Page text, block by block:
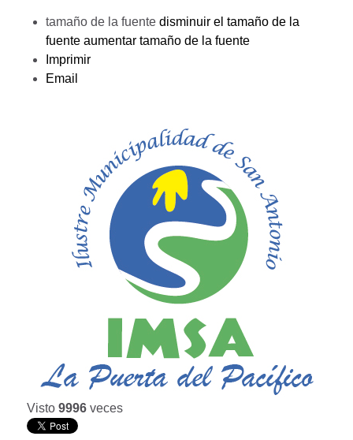
tamaño de la fuente disminuir el tamaño de la
fuente aumentar tamaño de la fuente
Imprimir
Email
Visto 9996 veces